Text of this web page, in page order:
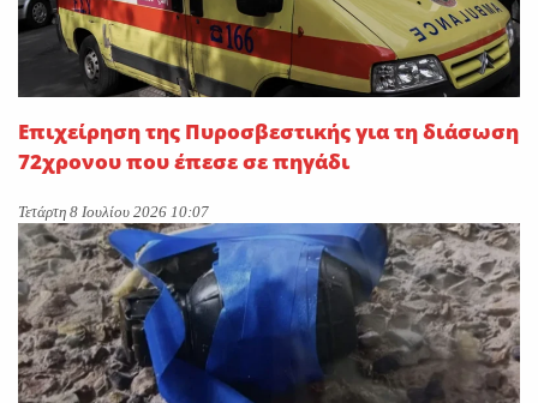
Επιχείρηση της Πυροσβεστικής για τη διάσωση
72χρονου που έπεσε σε πηγάδι
Τετάρτη 8 Ιουλίου 2026 10:07